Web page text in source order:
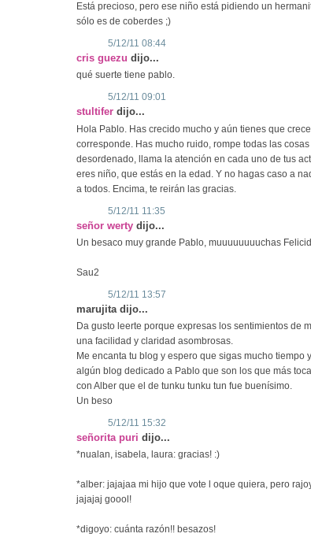
Está precioso, pero ese niño está pidiendo un
sólo es de coberdes ;)
5/12/11 08:44
cris guezu dijo...
qué suerte tiene pablo.
5/12/11 09:01
stultifer dijo...
Hola Pablo. Has crecido mucho y aún tienes que
corresponde. Has mucho ruido, rompe todas las
desordenado, llama la atención en cada uno de tus
eres niño, que estás en la edad. Y no hagas caso a
a todos. Encima, te reirán las gracias.
5/12/11 11:35
señor werty dijo...
Un besaco muy grande Pablo, muuuuuuuuchas
Sau2
5/12/11 13:57
marujita dijo...
Da gusto leerte porque expresas los sentimientos de
una facilidad y claridad asombrosas.
Me encanta tu blog y espero que sigas mucho tiempo
algún blog dedicado a Pablo que son los que más
con Alber que el de tunku tunku tun fue buenísimo.
Un beso
5/12/11 15:32
señorita puri dijo...
*nualan, isabela, laura: gracias! :)
*alber: jajajaa mi hijo que vote l oque quiera, pero
jajajaj goool!
*digoyo: cuánta razón!! besazos!